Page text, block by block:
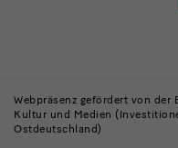
Museen
und
Webpräsenz gefördert von der
Kultur und Medien
Ostdeutschland)